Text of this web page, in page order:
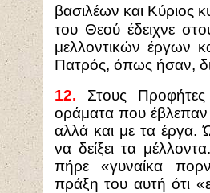
βασιλέων και Κύριος
του Θεού έδειχνε
μελλοντικών έργων
Πατρός, όπως ήσαν,
12. Στους
οράματα που
αλλά και με τα έργα.
να δείξει τα
πήρε «γυναίκα
πράξη του αυτή ότι